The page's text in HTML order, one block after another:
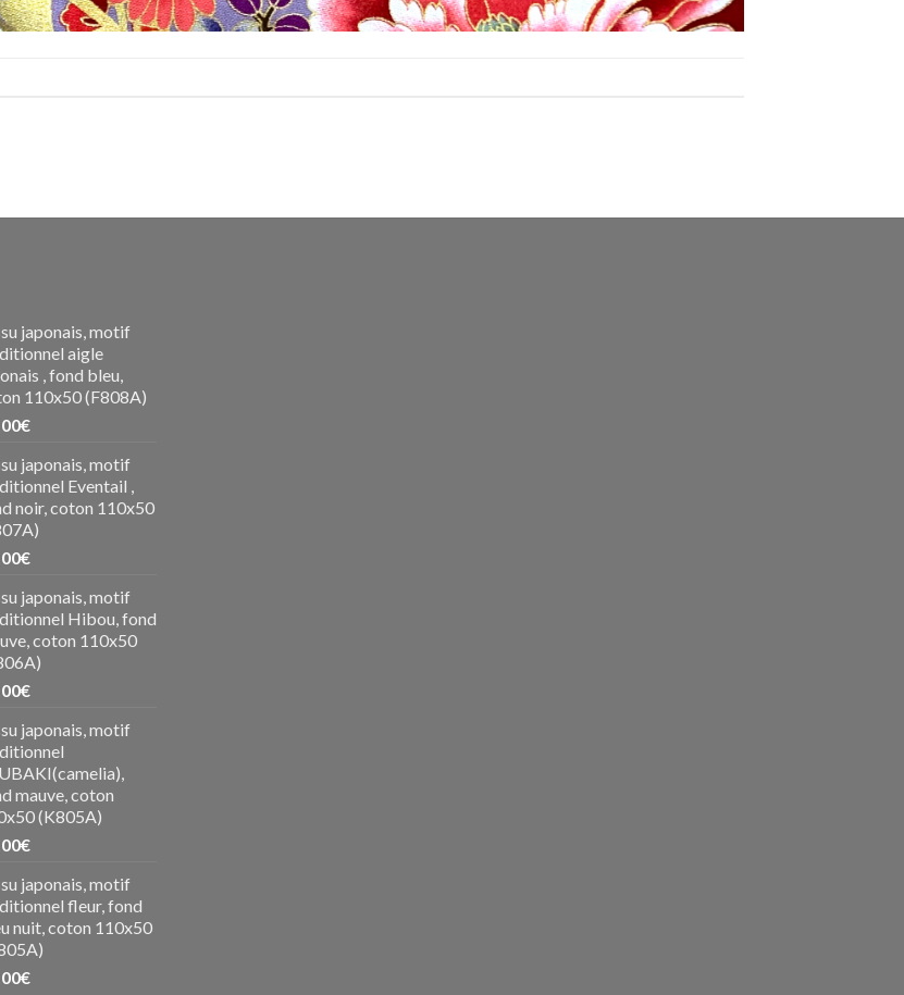
japonais, motif
aigle
, fond bleu,
110x50 (F808A)
€
japonais, motif
Eventail ,
noir, coton 110x50
€
japonais, motif
Hibou, fond
coton 110x50
€
japonais, motif
mauve, coton
(K805A)
€
japonais, motif
fleur, fond
nuit, coton 110x50
€